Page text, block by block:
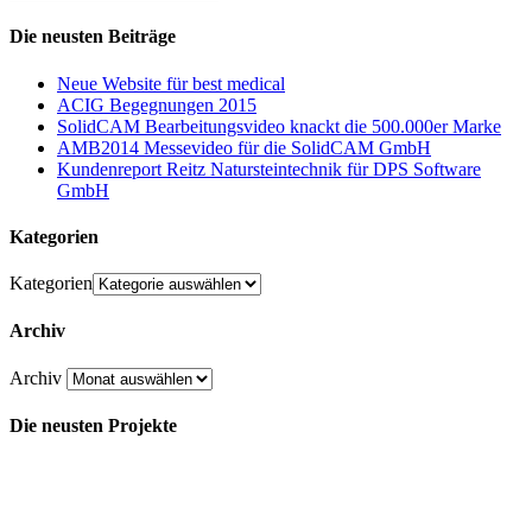
Die neusten Beiträge
Neue Website für best medical
ACIG Begegnungen 2015
SolidCAM Bearbeitungsvideo knackt die 500.000er Marke
AMB2014 Messevideo für die SolidCAM GmbH
Kundenreport Reitz Natursteintechnik für DPS Software
GmbH
Kategorien
Kategorien
Archiv
Archiv
Die neusten Projekte